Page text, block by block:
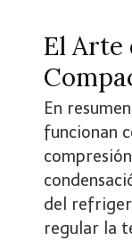
El Arte
En
funcionan
del
regular la